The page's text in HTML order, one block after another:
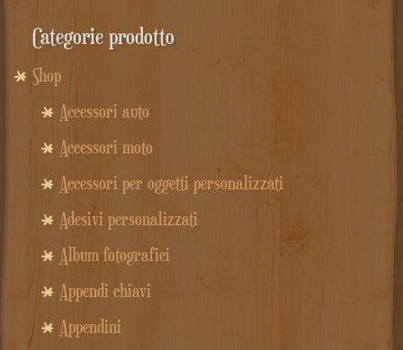
Categorie prodotto
Shop
Accessori auto
Accessori moto
Accessori per oggetti personalizzati
Adesivi personalizzati
Album fotografici
Appendi chiavi
Appendini